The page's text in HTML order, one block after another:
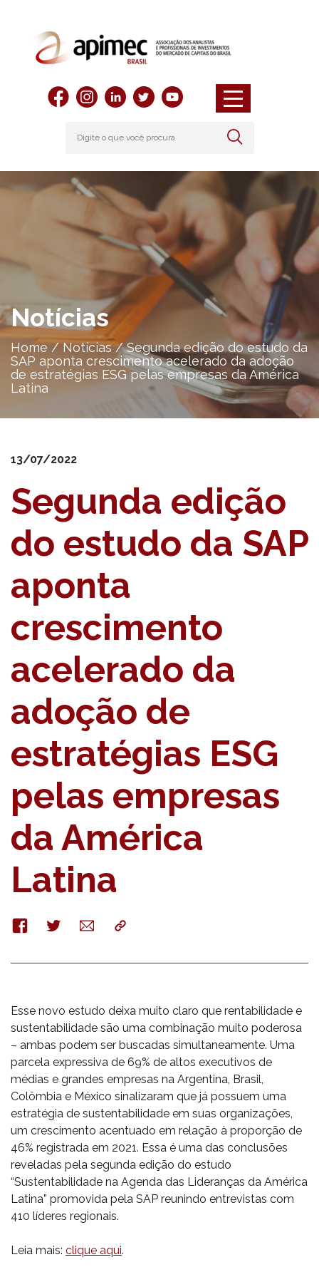
Notícias
Home/Notícias/Segunda edição do estudo da
SAP aponta crescimento acelerado da adoção
de estratégias ESG pelas empresas da América
Latina
13/07/2022
Segunda edição
do estudo da SAP
aponta
crescimento
acelerado da
adoção de
estratégias ESG
pelas empresas
da América
Latina
FacebookTwitterE-
mail
Copy
Esse novo estudo deixa muito claro que rentabilidade e
sustentabilidade são uma combinação muito poderosa
– ambas podem ser buscadas simultaneamente. Uma
parcela expressiva de 69% de altos executivos de
médias e grandes empresas na Argentina, Brasil,
Colômbia e México sinalizaram que já possuem uma
estratégia de sustentabilidade em suas organizações,
um crescimento acentuado em relação à proporção de
46% registrada em 2021. Essa é uma das conclusões
reveladas pela segunda edição do estudo
“Sustentabilidade na Agenda das Lideranças da América
Latina” promovida pela SAP reunindo entrevistas com
410 líderes regionais.
Leia mais: clique aqui.